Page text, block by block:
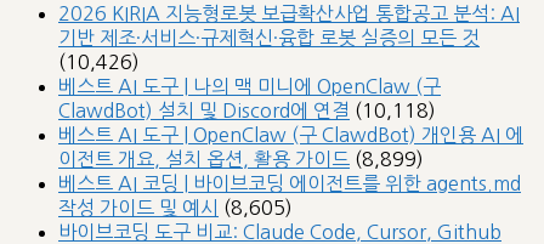
2026 KIRIA 지능형로봇 보급확산사업 통합공고 분석: AI
기반 제조·서비스·규제혁신·융합 로봇 실증의 모든 것
(10,426)
베스트 AI 도구 | 나의 맥 미니에 OpenClaw (구
ClawdBot) 설치 및 Discord에 연결 (10,118)
베스트 AI 도구 | OpenClaw (구 ClawdBot) 개인용 AI 에
이전트 개요, 설치 옵션, 활용 가이드 (8,899)
베스트 AI 코딩 | 바이브코딩 에이전트를 위한 agents.md
작성 가이드 및 예시
(8,605)
바이브코딩 도구 비교: Claude Code, Cursor, Github